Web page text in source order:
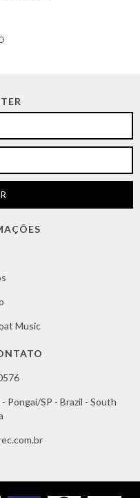
Music
Pongaí/SP - Brazil - South